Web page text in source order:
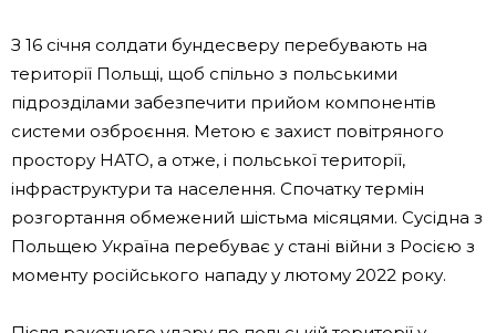
З 16 січня солдати бундесверу перебувають на
території Польщі, щоб спільно з польськими
підрозділами забезпечити прийом компонентів
системи озброєння. Метою є захист повітряного
простору НАТО, а отже, і польської території,
інфраструктури та населення. Спочатку термін
розгортання обмежений шістьма місяцями. Сусідна з
Польщею Україна перебуває у стані війни з Росією з
моменту російського нападу у лютому 2022 року.